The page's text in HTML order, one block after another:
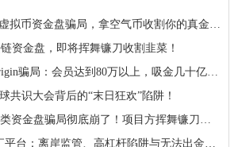
布鲁交易所Bleutrade虚拟币资金盘骗局，拿空气币收割你的真金白银！
资金盘，即将挥舞镰刀收割韭菜！
资金盘神盘奥拉丁Origin骗局：会员达到80万以上，吸金几十亿！项目方收割完毕！
共识大会背后的“末日狂欢”陷阱！
崩盘！智链星途分红类资金盘骗局彻底崩了！项目方挥舞镰刀收割韭菜！
起底DLS Markets外汇平台：离岸监管、高杠杆陷阱与无法出金的真相